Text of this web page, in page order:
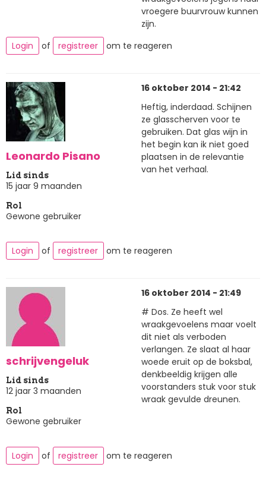
vroegere buurvrouw kunnen
zijn.
Login
of registreer om te reageren
Leonardo Pisano
Lid sinds
15 jaar 9 maanden
Rol
Gewone gebruiker
16 oktober 2014 - 21:42
Heftig, inderdaad. Schijnen
ze glasscherven voor te
gebruiken. Dat glas wijn in
het begin kan ik niet goed
plaatsen in de relevantie
van het verhaal.
Login of registreer om te reageren
schrijvengeluk
Lid sinds
12 jaar 3 maanden
Rol
Gewone gebruiker
16 oktober 2014 - 21:49
# Dos. Ze heeft wel
wraakgevoelens maar voelt
dit niet als verboden
verlangen. Ze slaat al haar
woede eruit op de boksbal,
denkbeeldig krijgen alle
voorstanders stuk voor stuk
wraak gevulde dreunen.
Login of registreer om te reageren